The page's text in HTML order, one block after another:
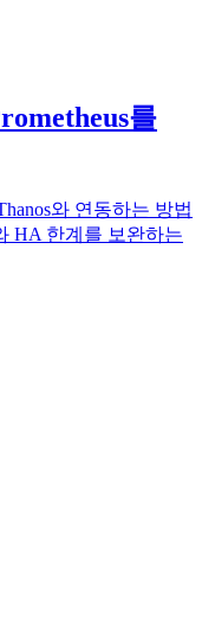
를
와 연동하는 방법
HA 한계를 보완하는